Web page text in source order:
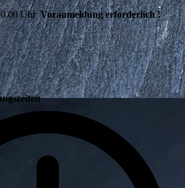
UhrVoranmeldung erforderlich !